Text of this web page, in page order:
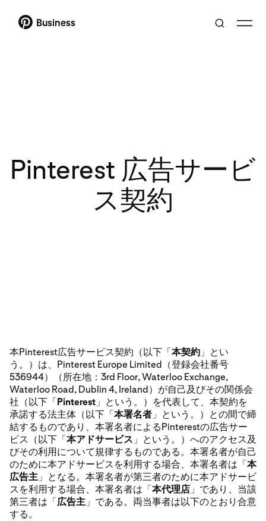
Business
Pinterest 広告サービ
ス契約
本Pinterest広告サービス契約（以下「 本契約 」とい
う。）は、Pinterest Europe Limited（登録会社番号
536944）（所在地：3rd Floor, Waterloo Exchange,
Waterloo Road, Dublin 4, Ireland）が自己及びその関係会
社（以下「 Pinterest 」という。）を代表して、本契約を
承諾する法主体（以下「 本署名者 」という。）との間で締
結するものであり、本署名者によるPinterestの広告サー
ビス（以下「 本アドサービス 」という。）へのアクセス及
びその利用について規律するものである。本署名者が自己
のために本アドサービスを利用する場合、本署名者は「 本
広告主 」となる。本署名者が第三者のために本アドサービ
スを利用する場合、本署名者は「 本代理店 」であり、当該
第三者は「 広告主 」である。両当事者は以下のとおり合意
する。